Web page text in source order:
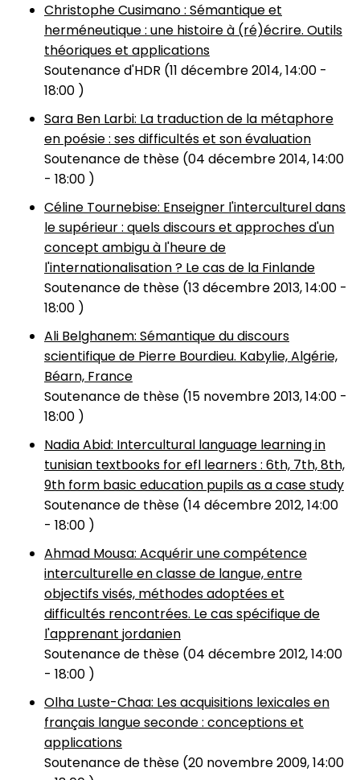
Christophe Cusimano : Sémantique et
herméneutique : une histoire à (ré)écrire. Outils
théoriques et applications
Soutenance d'HDR (11 décembre 2014, 14:00 -
18:00 )
Sara Ben Larbi: La traduction de la métaphore
en poésie : ses difficultés et son évaluation
Soutenance de thèse (04 décembre 2014, 14:00
- 18:00 )
Céline Tournebise: Enseigner l'interculturel dans
le supérieur : quels discours et approches d'un
concept ambigu à l'heure de
l'internationalisation ? Le cas de la Finlande
Soutenance de thèse (13 décembre 2013, 14:00 -
18:00 )
Ali Belghanem: Sémantique du discours
scientifique de Pierre Bourdieu. Kabylie, Algérie,
Béarn, France
Soutenance de thèse (15 novembre 2013, 14:00 -
18:00 )
Nadia Abid: Intercultural language learning in
tunisian textbooks for efl learners : 6th, 7th, 8th,
9th form basic education pupils as a case study
Soutenance de thèse (14 décembre 2012, 14:00
- 18:00 )
Ahmad Mousa: Acquérir une compétence
interculturelle en classe de langue, entre
objectifs visés, méthodes adoptées et
difficultés rencontrées. Le cas spécifique de
l'apprenant jordanien
Soutenance de thèse (04 décembre 2012, 14:00
- 18:00 )
Olha Luste-Chaa: Les acquisitions lexicales en
français langue seconde : conceptions et
applications
Soutenance de thèse (20 novembre 2009, 14:00